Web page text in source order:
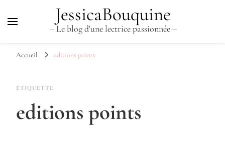
JessicaBouquine
– Le blog d'une lectrice passionnée –
Accueil editions points
ÉTIQUETTE
editions points